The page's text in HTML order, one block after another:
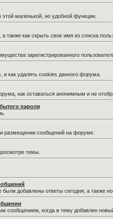
маленькой, но удобной функции.
также как скрыть свое имя из списка
зарегистрированного
как удалять cookies данного форума.
как оставаться анонимным и не
пароля
размещении сообщений на форуме.
темы.
были добавлены ответы сегодня, а также
сообщением, когда в тему добавлен